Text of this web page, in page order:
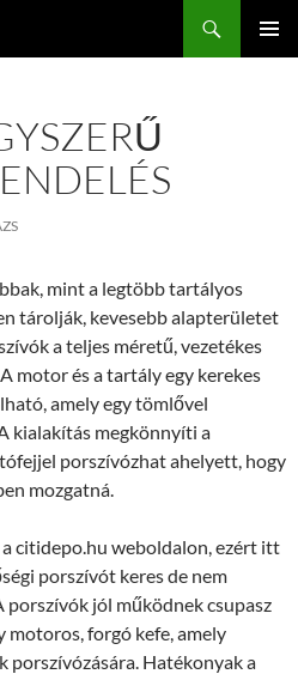
mint a legtöbb tartályos
tárolják, kevesebb alapterületet
a teljes méretű, vezetékes
motor és a tartály egy kerekes
amely egy tömlővel
kialakítás megkönnyíti a
porszívózhat ahelyett, hogy
mozgatná.
citidepo.hu weboldalon, ezért itt
porszívót keres de nem
jól működnek csupasz
motoros, forgó kefe, amely
porszívózására. Hatékonyak a